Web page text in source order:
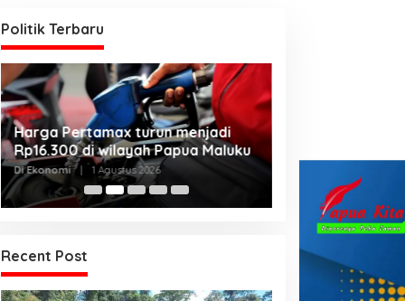
Politik Terbaru
Harga Pertamax turun menjadi
Rp16.300 di wilayah Papua Maluku
Di Ekonomi 1 Agustus 2026
Kabupaten
Di Hukum & Kriminal,
Recent Post